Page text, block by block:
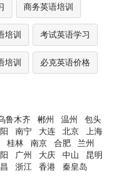
商务英语培训
培训 考试英语学习
培训 必克英语价格
鲁木齐 郴州 温州
包头
南宁 大连 北京
上海
桂林 南京 合肥
兰州
广州 大庆 中山
昆明
浙江 香港 秦皇岛